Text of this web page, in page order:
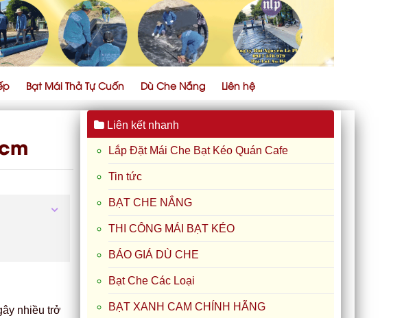
Bạt Mái Thả Tự Cuốn Dù Che Nắng Liên hệ
nhiều trở
Liên kết nhanh
Lắp Đặt Mái Che Bạt Kéo Quán Cafe
Tin tức
BẠT CHE NẮNG
THI CÔNG MÁI BẠT KÉO
BÁO GIÁ DÙ CHE
Bạt Che Các Loại
BẠT XANH CAM CHÍNH HÃNG